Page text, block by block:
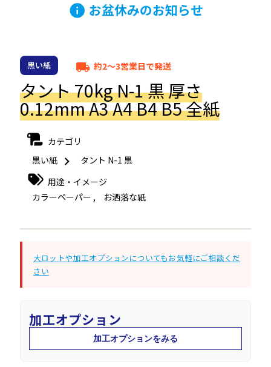
info お盆休みのお知らせ
黒い紙 local_shipping 約2～3営業日で発送
タント 70kg N-1 黒 厚さ
0.12mm A3 A4 B4 B5 全紙
カテゴリ
黒い紙
タント N-1 黒
用途・イメージ
カラーペーパー , お洒落な紙
大ロットや加工オプションについてもお気軽にご相談くだ
さい
加工オプション
加工オプションをみる